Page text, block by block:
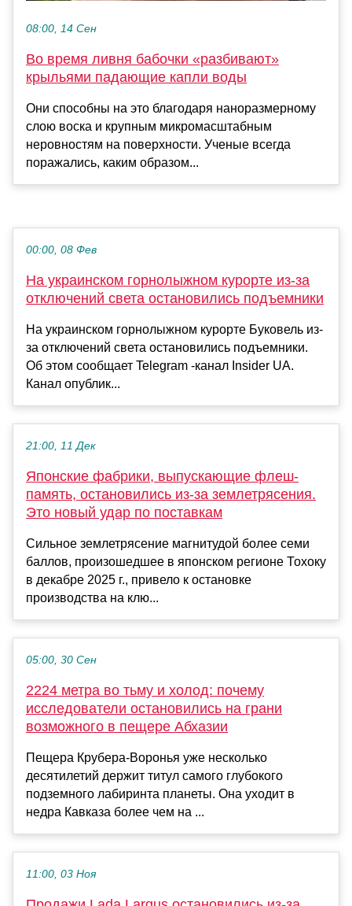
08:00, 14 Сен
Во время ливня бабочки «разбивают»
крыльями падающие капли воды
Они способны на это благодаря наноразмерному
слою воска и крупным микромасштабным
неровностям на поверхности. Ученые всегда
поражались, каким образом...
00:00, 08 Фев
На украинском горнолыжном курорте из-за
отключений света остановились подъемники
На украинском горнолыжном курорте Буковель из-
за отключений света остановились подъемники.
Об этом сообщает Telegram -канал Insider UA.
Канал опублик...
21:00, 11 Дек
Японские фабрики, выпускающие флеш-
память, остановились из-за землетрясения.
Это новый удар по поставкам
Сильное землетрясение магнитудой более семи
баллов, произошедшее в японском регионе Тохоку
в декабре 2025 г., привело к остановке
производства на клю...
05:00, 30 Сен
2224 метра во тьму и холод: почему
исследователи остановились на грани
возможного в пещере Абхазии
Пещера Крубера-Воронья уже несколько
десятилетий держит титул самого глубокого
подземного лабиринта планеты. Она уходит в
недра Кавказа более чем на ...
11:00, 03 Ноя